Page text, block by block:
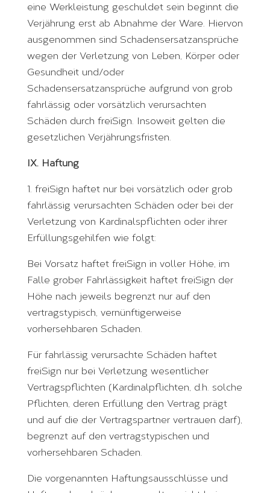
eine Werkleistung geschuldet sein beginnt die
Verjährung erst ab Abnahme der Ware. Hiervon
ausgenommen sind Schadensersatzansprüche
wegen der Verletzung von Leben, Körper oder
Gesundheit und/oder
Schadensersatzansprüche aufgrund von grob
fahrlässig oder vorsätzlich verursachten
Schäden durch freiSign. Insoweit gelten die
gesetzlichen Verjährungsfristen.
IX. Haftung
1. freiSign haftet nur bei vorsätzlich oder grob
fahrlässig verursachten Schäden oder bei der
Verletzung von Kardinalspflichten oder ihrer
Erfüllungsgehilfen wie folgt:
Bei Vorsatz haftet freiSign in voller Höhe, im
Falle grober Fahrlässigkeit haftet freiSign der
Höhe nach jeweils begrenzt nur auf den
vertragstypisch, vernünftigerweise
vorhersehbaren Schaden.
Für fahrlässig verursachte Schäden haftet
freiSign nur bei Verletzung wesentlicher
Vertragspflichten (Kardinalpflichten, d.h. solche
Pflichten, deren Erfüllung den Vertrag prägt
und auf die der Vertragspartner vertrauen darf),
begrenzt auf den vertragstypischen und
vorhersehbaren Schaden.
Die vorgenannten Haftungsausschlüsse und